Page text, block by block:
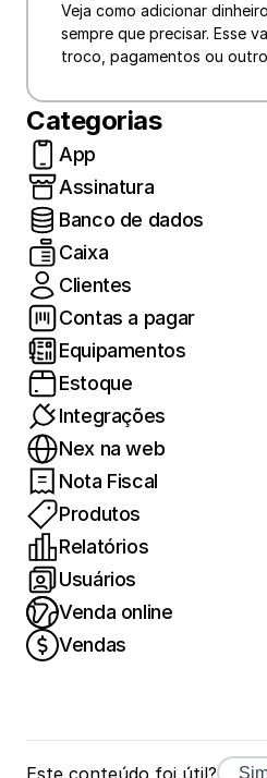
Veja como adicionar
sempre que precisar. Esse
troco, pagamentos ou
Categorias
App
Assinatura
Banco de dados
Caixa
Clientes
Contas a pagar
Equipamentos
Estoque
Integrações
Nex na web
Nota Fiscal
Produtos
Relatórios
Usuários
Venda online
Vendas
Este conteúdo foi útil?